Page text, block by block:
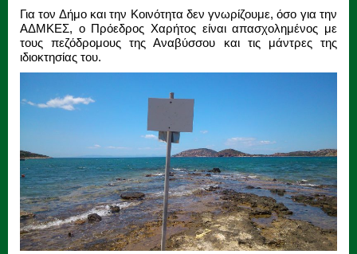
Για τον Δήμο και την Κοινότητα δεν γνωρίζουμε, όσο για την
ΑΔΜΚΕΣ, ο Πρόεδρος Χαρήτος είναι απασχολημένος με
τους πεζόδρομους της Αναβύσσου και τις μάντρες της
ιδιοκτησίας του.